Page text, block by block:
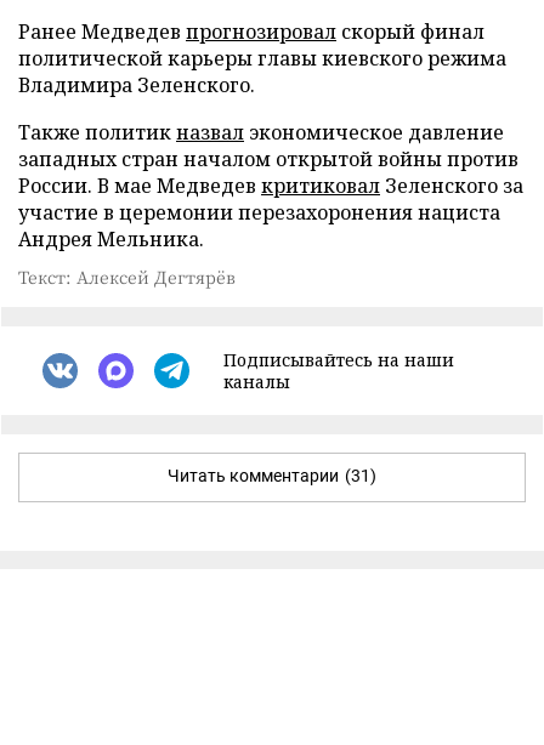
Ранее Медведев прогнозировал скорый финал
политической карьеры главы киевского режима
Владимира Зеленского.
Также политикназвал экономическое давление
западных стран началом открытой войны против
России. В мае Медведев критиковал Зеленского за
участие в церемонии перезахоронения нациста
Андрея Мельника.
Текст: Алексей Дегтярёв
Подписывайтесь на наши
каналы
Читать комментарии (31)